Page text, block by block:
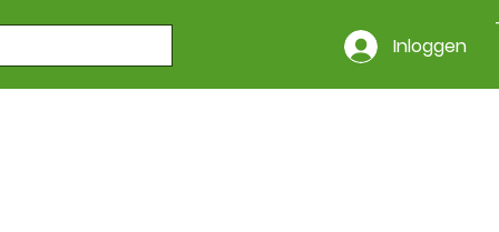
Inloggen